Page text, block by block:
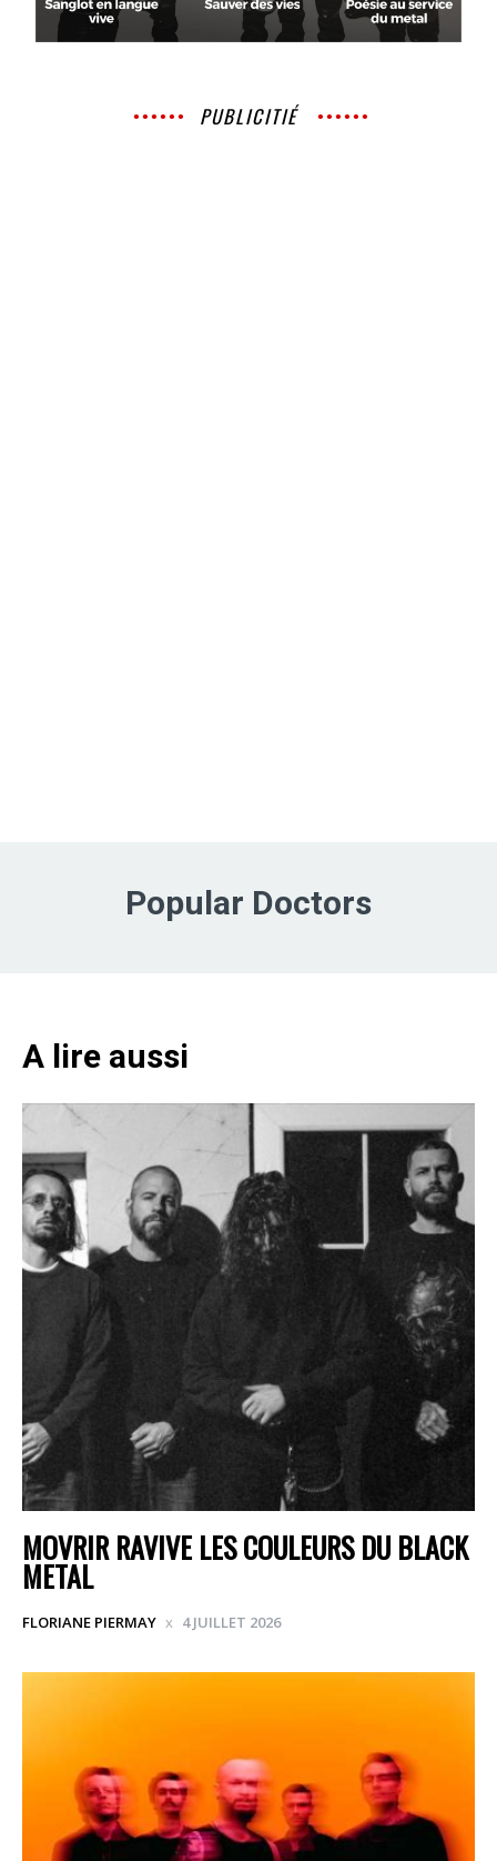
PUBLICITIÉ
Popular Doctors
A lire aussi
MOVRIR RAVIVE LES COULEURS DU BLACK
METAL
FLORIANE PIERMAY 4 JUILLET 2026